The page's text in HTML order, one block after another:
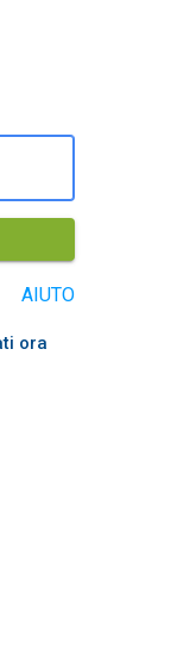
AIUTO
ora